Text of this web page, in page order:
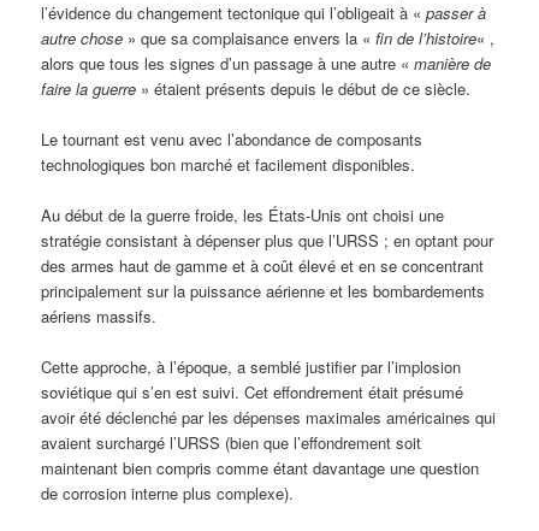
l’évidence du changement tectonique qui l’obligeait à «passer à
autre chose » que sa complaisance envers la «fin de l’histoire« ,
alors que tous les signes d’un passage à une autre «manière de
faire la guerre » étaient présents depuis le début de ce siècle.
Le tournant est venu avec l’abondance de composants
technologiques bon marché et facilement disponibles.
Au début de la guerre froide, les États-Unis ont choisi une
stratégie consistant à dépenser plus que l’URSS ; en optant pour
des armes haut de gamme et à coût élevé et en se concentrant
principalement sur la puissance aérienne et les bombardements
aériens massifs.
Cette approche, à l’époque, a semblé justifier par l’implosion
soviétique qui s’en est suivi. Cet effondrement était présumé
avoir été déclenché par les dépenses maximales américaines qui
avaient surchargé l’URSS (bien que l’effondrement soit
maintenant bien compris comme étant davantage une question
de corrosion interne plus complexe).